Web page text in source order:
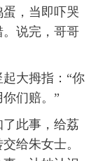
，当即吓哭
说完，哥哥
大拇指：“你
们赔。”
此事，给荔
给朱女士。